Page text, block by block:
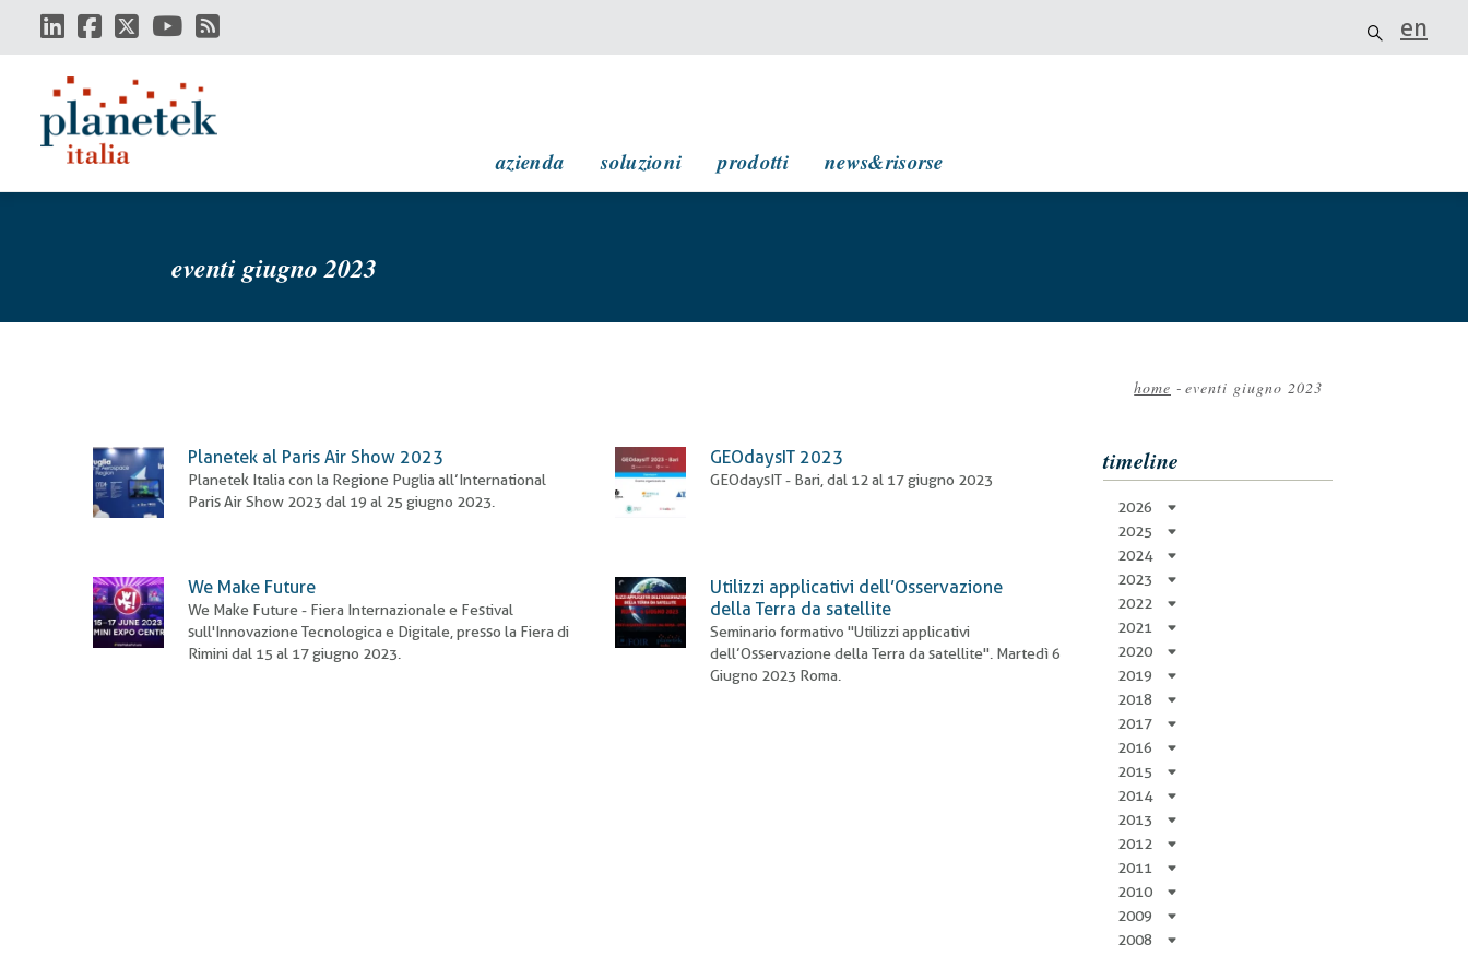
contenuto
en
azienda soluzioni prodotti news&risorse
eventi giugno 2023
pane
home - eventi giugno 2023
Planetek al Paris Air Show 2023
Planetek Italia con la Regione Puglia all’International
Paris Air Show 2023 dal 19 al 25 giugno 2023.
GEOdaysIT 2023
GEOdaysIT - Bari, dal 12 al 17 giugno 2023
We Make Future
We Make Future - Fiera Internazionale e Festival
sull'Innovazione Tecnologica e Digitale, presso la Fiera di
Rimini dal 15 al 17 giugno 2023.
Utilizzi applicativi dell’Osservazione
della Terra da satellite
Seminario formativo "Utilizzi applicativi
dell’Osservazione della Terra da satellite". Martedì 6
Giugno 2023 Roma.
timeline
2026
2025
2024
2023
2022
2021
2020
2019
2018
2017
2016
2015
2014
2013
2012
2011
2010
2009
2008